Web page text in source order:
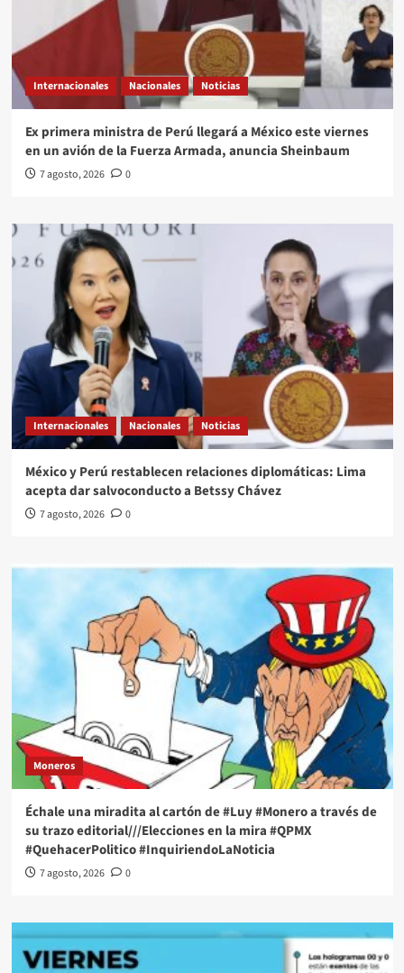
Internacionales Nacionales Noticias
Ex primera ministra de Perú llegará a México este viernes
en un avión de la Fuerza Armada, anuncia Sheinbaum
7 agosto, 2026 0
Internacionales Nacionales Noticias
México y Perú restablecen relaciones diplomáticas: Lima
acepta dar salvoconducto a Betssy Chávez
7 agosto, 2026 0
Moneros
Échale una miradita al cartón de #Luy #Monero a través de
su trazo editorial///Elecciones en la mira #QPMX
#QuehacerPolitico #InquiriendoLaNoticia
7 agosto, 2026 0